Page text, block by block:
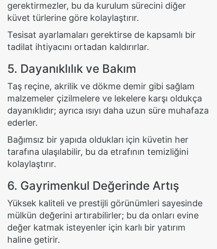
gerektirmezler, bu da kurulum sürecini diğer
küvet türlerine göre kolaylaştırır.
Tesisat ayarlamaları gerektirse de kapsamlı bir
tadilat ihtiyacını ortadan kaldırırlar.
5. Dayanıklılık ve Bakım
Taş reçine, akrilik ve dökme demir gibi sağlam
malzemeler çizilmelere ve lekelere karşı oldukça
dayanıklıdır; ayrıca ısıyı daha uzun süre muhafaza
ederler.
Bağımsız bir yapıda oldukları için küvetin her
tarafına ulaşılabilir, bu da etrafının temizliğini
kolaylaştırır.
6. Gayrimenkul Değerinde Artış
Yüksek kaliteli ve prestijli görünümleri sayesinde
mülkün değerini artırabilirler; bu da onları evine
değer katmak isteyenler için karlı bir yatırım
haline getirir.